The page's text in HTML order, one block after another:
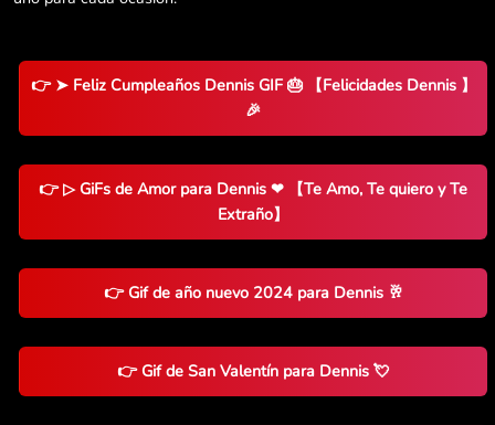
👉 ➤ Feliz Cumpleaños Dennis GIF 🎂 【Felicidades Dennis 】
🎉
👉 ▷ GiFs de Amor para Dennis ❤ 【Te Amo, Te quiero y Te
Extraño】
👉 Gif de año nuevo 2024 para Dennis 🥂
👉 Gif de San Valentín para Dennis 💘